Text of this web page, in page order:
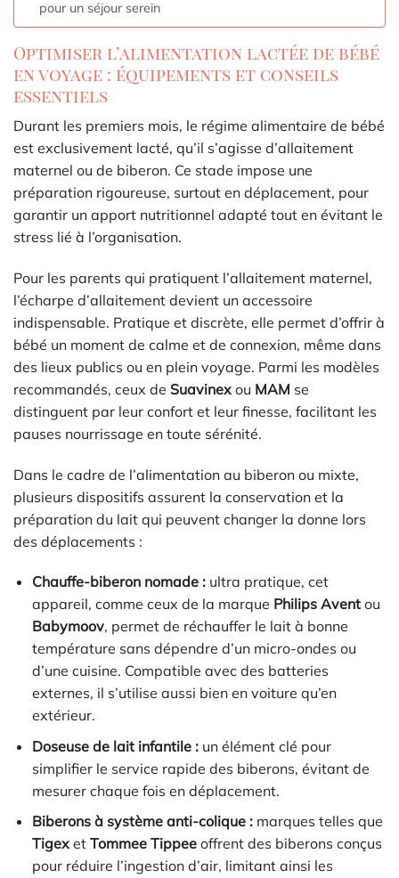
pour un séjour serein
Optimiser l’alimentation lactée de bébé
en voyage : équipements et conseils
essentiels
Durant les premiers mois, le régime alimentaire de bébé
est exclusivement lacté, qu’il s’agisse d’allaitement
maternel ou de biberon. Ce stade impose une
préparation rigoureuse, surtout en déplacement, pour
garantir un apport nutritionnel adapté tout en évitant le
stress lié à l’organisation.
Pour les parents qui pratiquent l’allaitement maternel,
l’écharpe d’allaitement devient un accessoire
indispensable. Pratique et discrète, elle permet d’offrir à
bébé un moment de calme et de connexion, même dans
des lieux publics ou en plein voyage. Parmi les modèles
recommandés, ceux de Suavinex ou MAM se
distinguent par leur confort et leur finesse, facilitant les
pauses nourrissage en toute sérénité.
Dans le cadre de l’alimentation au biberon ou mixte,
plusieurs dispositifs assurent la conservation et la
préparation du lait qui peuvent changer la donne lors
des déplacements :
Chauffe-biberon nomade :ultra pratique, cet
appareil, comme ceux de la marque Philips Aventou
Babymoov, permet de réchauffer le lait à bonne
température sans dépendre d’un micro-ondes ou
d’une cuisine. Compatible avec des batteries
externes, il s’utilise aussi bien en voiture qu’en
extérieur.
Doseuse de lait infantile :un élément clé pour
simplifier le service rapide des biberons, évitant de
mesurer chaque fois en déplacement.
Biberons à système anti-colique :marques telles que
Tigexet Tommee Tippeeoffrent des biberons conçus
pour réduire l’ingestion d’air, limitant ainsi les